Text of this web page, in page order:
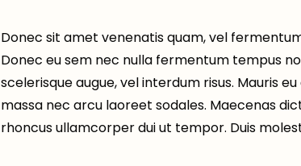
Donec sit amet venenatis quam, vel
Donec eu sem nec nulla fermentum tempus
scelerisque augue, vel interdum risus. Mauris
massa nec arcu laoreet sodales. Maecenas
rhoncus ullamcorper dui ut tempor. Duis